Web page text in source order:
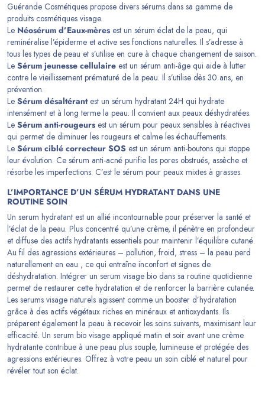
Guérande Cosmétiques propose divers sérums dans sa gamme de
produits cosmétiques visage.
Le Néosérum d’Eaux-mères est un sérum éclat de la peau, qui
reminéralise l’épiderme et active ses fonctions naturelles. Il s’adresse à
tous les types de peau et s’utilise en cure à chaque changement de saison.
Le Sérum jeunesse cellulaire est un sérum anti-âge qui aide à lutter
contre le vieillissement prématuré de la peau. Il s’utilise dès 30 ans, en
prévention.
Le Sérum désaltérantest un sérum hydratant 24H qui hydrate
intensément et à long terme la peau. Il convient aux peaux déshydratées.
Le Sérum anti-rougeurs est un sérum pour peaux sensibles à réactives
qui permet de diminuer les rougeurs et calme les échauffements.
Le Sérum ciblé correcteur SOS est un sérum anti-boutons qui stoppe
leur évolution. Ce sérum anti-acné purifie les pores obstrués, assèche et
résorbe les imperfections. C’est le sérum pour peaux mixtes à grasses.
L’IMPORTANCE D’UN SÉRUM HYDRATANT DANS UNE
ROUTINE SOIN
Un serum hydratant est un allié incontournable pour préserver la santé et
l’éclat de la peau. Plus concentré qu’une crème, il pénètre en profondeur
et diffuse des actifs hydratants essentiels pour maintenir l’équilibre cutané.
Au fil des agressions extérieures – pollution, froid, stress – la peau perd
naturellement en eau , ce qui entraîne inconfort et signes de
déshydratation. Intégrer un serum visage bio dans sa routine quotidienne
permet de restaurer cette hydratation et de renforcer la barrière cutanée.
Les serums visage naturels agissent comme un booster d’hydratation
grâce à des actifs végétaux riches en minéraux et antioxydants. Ils
préparent également la peau à recevoir les soins suivants, maximisant leur
efficacité. Un serum bio visage appliqué matin et soir avant une crème
hydratante contribue à une peau plus souple, lumineuse et protégée des
agressions extérieures. Offrez à votre peau un soin ciblé et naturel pour
révéler tout son éclat.